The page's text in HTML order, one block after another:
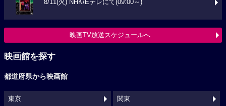
8/11(火) NHK/Eテレにて(09:00～)
映画TV放送スケジュールへ
映画館を探す
都道府県から映画館
東京 関東